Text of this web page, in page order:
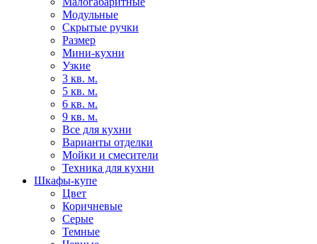
Модульные
Скрытые ручки
Размер
Мини-кухни
Узкие
3 кв. м.
5 кв. м.
6 кв. м.
9 кв. м.
Все для кухни
Варианты отделки
Мойки и смесители
Техника для кухни
Шкафы-купе
Цвет
Коричневые
Серые
Темные